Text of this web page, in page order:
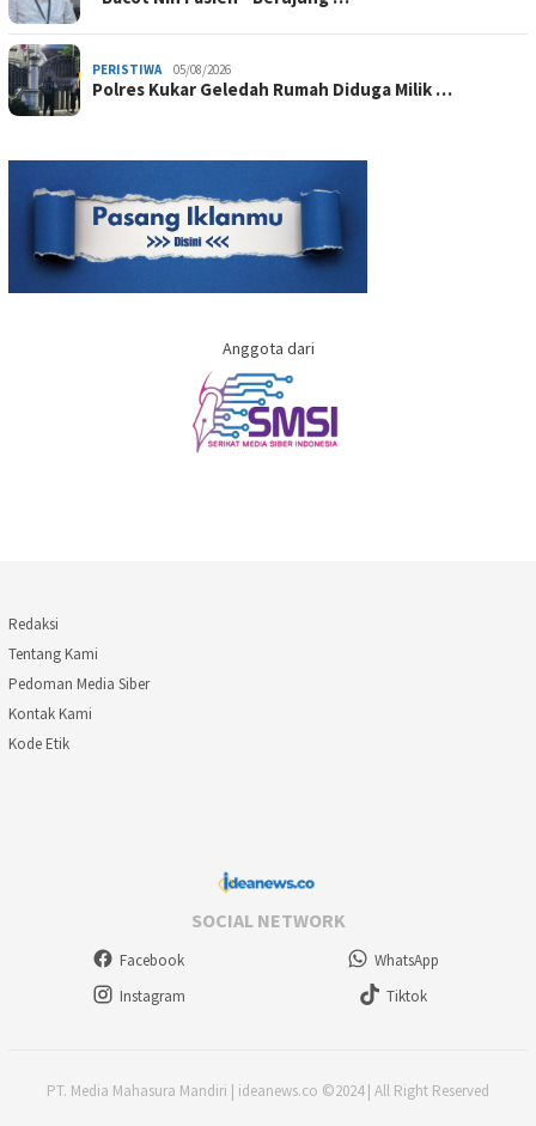
PERISTIWA 05/08/2026
Polres Kukar Geledah Rumah Diduga Milik …
Anggota dari
Redaksi
Tentang Kami
Pedoman Media Siber
Kontak Kami
Kode Etik
SOCIAL NETWORK
Facebook
WhatsApp
Instagram
Tiktok
PT. Media Mahasura Mandiri | ideanews.co ©2024 | All Right Reserved